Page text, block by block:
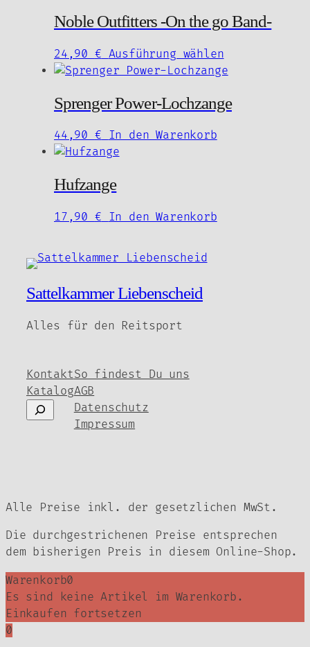
Varianten
Die
Optionen
auf
Noble Outfitters -On the go Band-
24,90 € Ausführung wählenDieses
Produkt
mehrere
Sprenger Power-Lochzange
44,90 € In den Warenkorb
Hufzange
17,90 € In den Warenkorb
Sattelkammer Liebenscheid
Alles für den Reitsport
Kontakt
Katalog
Suchen
So findest Du uns
AGB
Datenschutz
Impressum
Alle Preise inkl. der gesetzlichen MwSt.
Die durchgestrichenen Preise entsprechen
dem bisherigen Preis in diesem Online-Shop.
Warenkorb0
Es sind keine Artikel im Warenkorb.
Einkaufen fortsetzen
0